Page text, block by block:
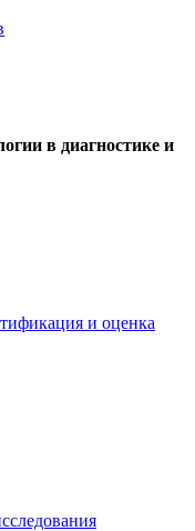
в диагностике и
и оценка